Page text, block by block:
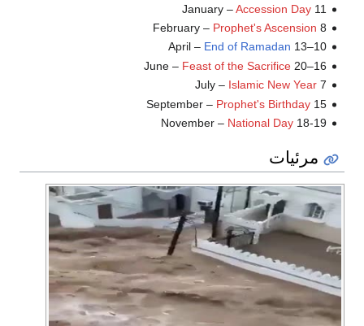
11 January –
Accession Day
8 February –
Prophet's Ascension
10–13 April –
End of Ramadan
16–20 June –
Feast of the Sacrifice
7 July –
Islamic New Year
15 September –
Prophet's Birthday
18-19 November –
National Day
مرئيات